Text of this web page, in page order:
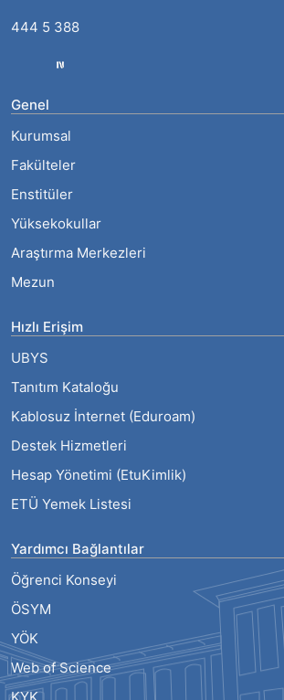
444 5 388
Genel
Kurumsal
Fakülteler
Enstitüler
Yüksekokullar
Araştırma Merkezleri
Mezun
Hızlı Erişim
UBYS
Tanıtım Kataloğu
Kablosuz İnternet (Eduroam)
Destek Hizmetleri
Hesap Yönetimi (EtuKimlik)
ETÜ Yemek Listesi
Yardımcı Bağlantılar
Öğrenci Konseyi
ÖSYM
YÖK
Web of Science